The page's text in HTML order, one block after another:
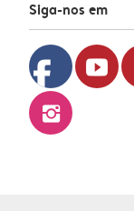
Siga-nos em
facebook youtube
instagram